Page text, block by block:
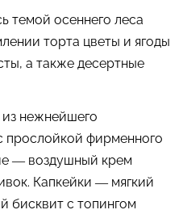
темой осеннего леса
торта цветы и ягоды
а также десертные
нежнейшего
прослойкой фирменного
— воздушный крем
Капкейки — мягкий
бисквит с топингом